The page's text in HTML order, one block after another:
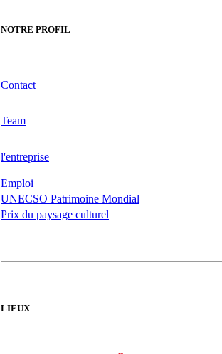
NOTRE PROFIL
Contact
Team
l'entreprise
Emploi
UNECSO Patrimoine Mondial
Prix du paysage culturel
LIEUX